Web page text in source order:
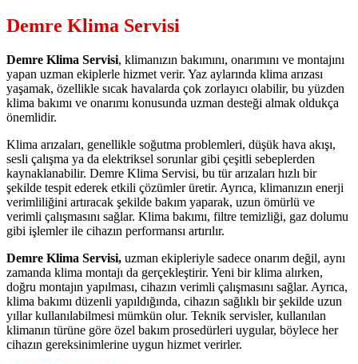
Demre Klima Servisi
Demre Klima Servisi, klimanızın bakımını, onarımını ve montajını
yapan uzman ekiplerle hizmet verir. Yaz aylarında klima arızası
yaşamak, özellikle sıcak havalarda çok zorlayıcı olabilir, bu yüzden
klima bakımı ve onarımı konusunda uzman desteği almak oldukça
önemlidir.
Klima arızaları, genellikle soğutma problemleri, düşük hava akışı,
sesli çalışma ya da elektriksel sorunlar gibi çeşitli sebeplerden
kaynaklanabilir. Demre Klima Servisi, bu tür arızaları hızlı bir
şekilde tespit ederek etkili çözümler üretir. Ayrıca, klimanızın enerji
verimliliğini artıracak şekilde bakım yaparak, uzun ömürlü ve
verimli çalışmasını sağlar. Klima bakımı, filtre temizliği, gaz dolumu
gibi işlemler ile cihazın performansı artırılır.
Demre Klima Servisi, uzman ekipleriyle sadece onarım değil, aynı
zamanda klima montajı da gerçekleştirir. Yeni bir klima alırken,
doğru montajın yapılması, cihazın verimli çalışmasını sağlar. Ayrıca,
klima bakımı düzenli yapıldığında, cihazın sağlıklı bir şekilde uzun
yıllar kullanılabilmesi mümkün olur. Teknik servisler, kullanılan
klimanın türüne göre özel bakım prosedürleri uygular, böylece her
cihazın gereksinimlerine uygun hizmet verirler.